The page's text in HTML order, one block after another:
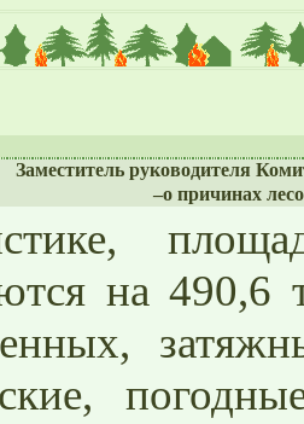
Заместитель руководителя
–о причинах
на 490,6